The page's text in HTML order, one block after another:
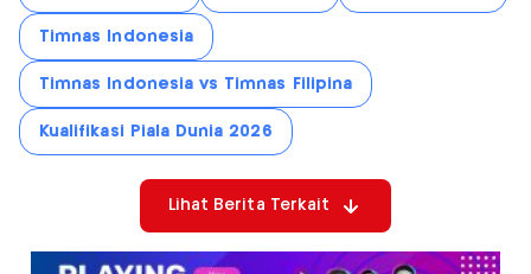
Timnas Indonesia
Timnas Indonesia vs Timnas Filipina
Kualifikasi Piala Dunia 2026
Lihat Berita Terkait